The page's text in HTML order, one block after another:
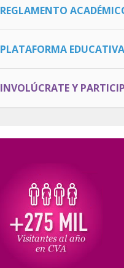
REGLAMENTO
PLATAFORMA EDUCATIVA
INVOLÚCRATE Y